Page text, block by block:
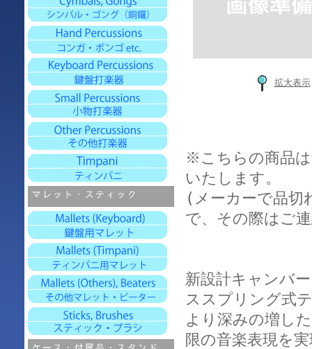
拡大表示
※こちらの商品
いたします。
(メーカーで品切
で、その際はご
新設計キャンバ
ススプリング式
より深みの増し
限の音楽表現を